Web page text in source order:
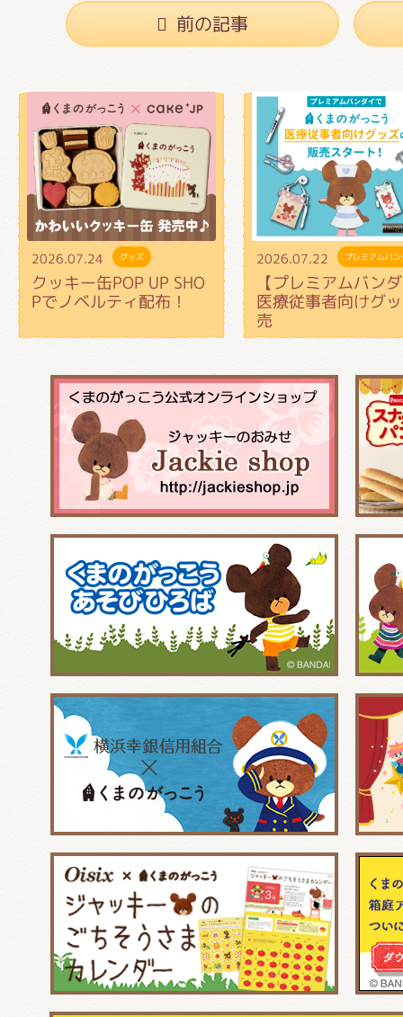
前の記事
2026.07.24 グッズ
クッキー缶POP UP SHO
Pでノベルティ配布！
2026.07.22 プレミアムバ
【プレミアムバン
医療従事者向けグ
売